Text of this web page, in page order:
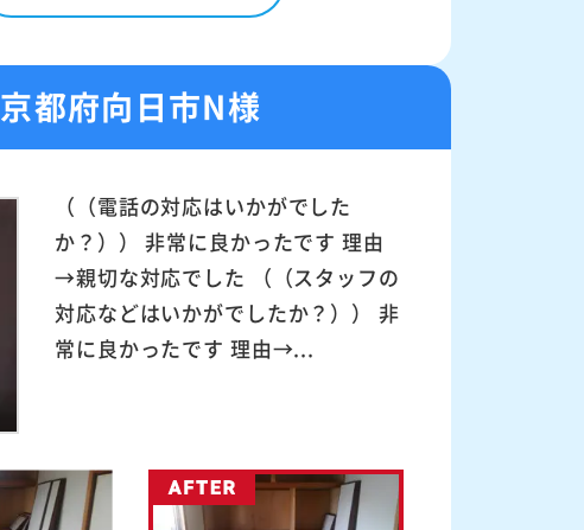
京都府向日市N様
（（電話の対応はいかがでした
か？）） 非常に良かったです 理由
→親切な対応でした （（スタッフの
対応などはいかがでしたか？）） 非
常に良かったです 理由→...